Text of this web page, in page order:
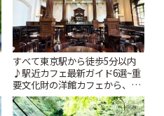
すべて東京駅から徒歩5分以内
♪駅近カフェ最新ガイド6選~重
要文化財の洋館カフェから、改
札すぐのレトロ喫茶まで~ | こと
りっぷ